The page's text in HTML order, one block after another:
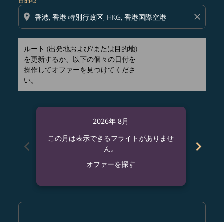
location_on close
ルート (出発地および/または目的地)
を更新するか、以下の個々の日付を
操作してオファーを見つけてくださ
い。
chevron_left
2026年 8月
この月は表示できるフライトがありませ
ん。
オファーを探す
chevron_right